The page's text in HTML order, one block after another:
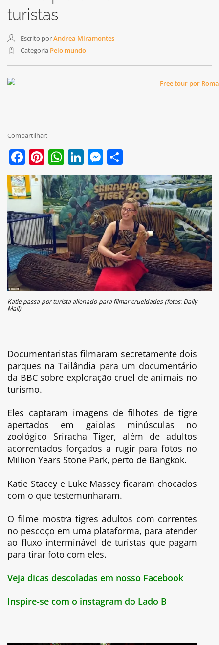
turistas
Escrito porAndrea Miramontes
Categoria Pelo mundo
Compartilhar:
Facebook
Pinterest
WhatsApp
LinkedIn
Messenger
Katie passa por turista alienado para filmar crueldades (fotos: Daily
Mail)
Documentaristas filmaram secretamente dois
parques na Tailândia para um documentário
da BBC sobre exploração cruel de animais no
turismo.
Eles captaram imagens de filhotes de tigre
apertados em gaiolas minúsculas no
zoológico Sriracha Tiger, além de adultos
acorrentados forçados a rugir para fotos no
Million Years Stone Park, perto de Bangkok.
Katie Stacey e Luke Massey ficaram chocados
com o que testemunharam.
O filme mostra tigres adultos com correntes
no pescoço em uma plataforma, para atender
ao fluxo interminável de turistas que pagam
para tirar foto com eles.
Veja dicas descoladas em nosso Facebook
Inspire-se com o instagram do Lado B